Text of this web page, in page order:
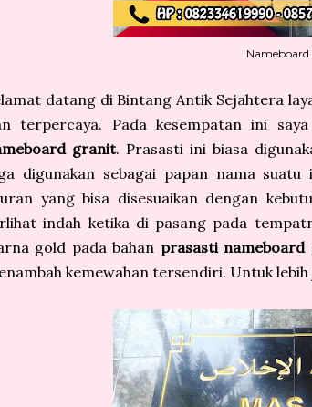
Nameboard
datang di Bintang Antik Sejahtera
terpercaya. Pada kesempatan ini
granit. Prasasti ini biasa
digunakan sebagai papan nama suatu
yang bisa disesuaikan dengan
indah ketika di pasang pada
gold pada bahan prasasti
kemewahan tersendiri. Untuk